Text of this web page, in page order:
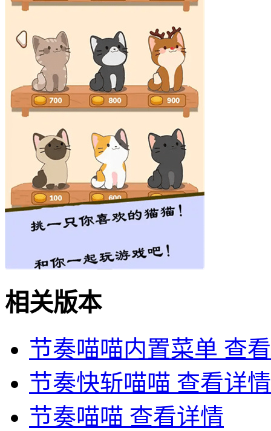
相关版本
节奏喵喵内置菜单 查
节奏快斩喵喵 查看详情
节奏喵喵 查看详情